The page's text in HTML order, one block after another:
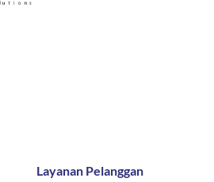
Layanan Pelanggan